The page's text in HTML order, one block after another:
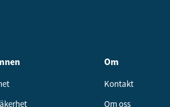
Om
Kontakt
Om oss